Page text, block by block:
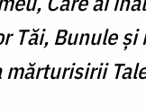
Tăi, Bunule
mărturisirii